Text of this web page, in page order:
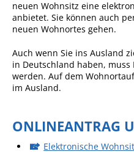
neuen Wohnsitz eine
anbietet. Sie können auch
neuen Wohnortes gehen.
Auch wenn Sie ins Ausland
in Deutschland haben, muss
werden. Auf dem
im Ausland.
ONLINEANTRAG
Elektronische